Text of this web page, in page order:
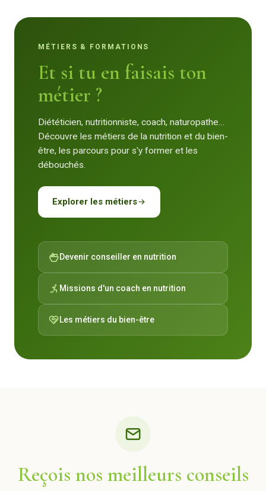
MÉTIERS & FORMATIONS
Et si tu en faisais ton
métier ?
Diététicien, nutritionniste, coach, naturopathe…
Découvre les métiers de la nutrition et du bien-
être, les parcours pour s'y former et les
débouchés.
Explorer les métiers
Devenir conseiller en nutrition
Missions d'un coach en nutrition
Les métiers du bien-être
Reçois nos meilleurs conseils